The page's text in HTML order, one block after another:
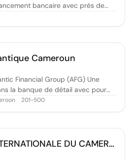
bancaire avec près de
sur l’octroi de crédits. Dotée de
s'engage à offrir à sa clientèle de
Cameroun
Financial Group (AFG) Une
la banque de détail avec pour
le paysage
Elle possède une offre monétique
et En
201-500
BANQUE INTERNATIONALE DU CAMEROUN POUR L’EPARGNE ET LE CREDIT (BICEC)